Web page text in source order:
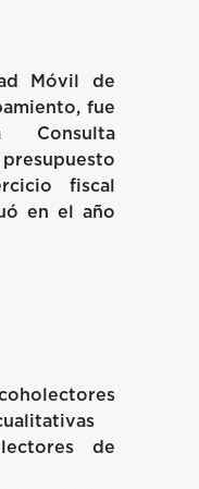
Móvil de
fue
fiscal
en el año
de